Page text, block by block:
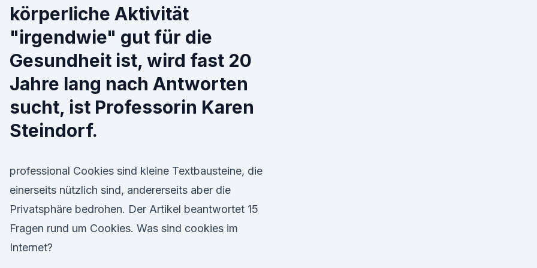
körperliche Aktivität
"irgendwie" gut für die
Gesundheit ist, wird fast 20
Jahre lang nach Antworten
sucht, ist Professorin Karen
Steindorf.
professional Cookies sind kleine Textbausteine, die
einerseits nützlich sind, andererseits aber die
Privatsphäre bedrohen. Der Artikel beantwortet 15
Fragen rund um Cookies. Was sind cookies im
Internet?